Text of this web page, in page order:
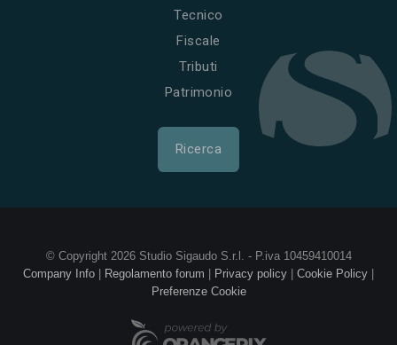
Tecnico
Fiscale
Tributi
Patrimonio
Ricerca
© Copyright 2026 Studio Sigaudo S.r.l. - P.iva 10459410014
Company Info
Regolamento forum Privacy policy Cookie Policy
Preferenze Cookie